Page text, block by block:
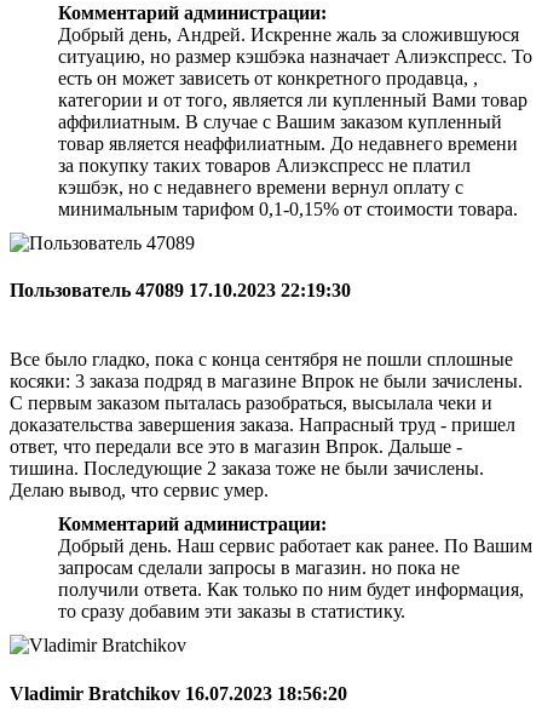
Комментарий администрации:
Добрый день, Андрей. Искренне жаль за сложившуюся
ситуацию, но размер кэшбэка назначает Алиэкспресс. То
есть он может зависеть от конкретного продавца, ,
категории и от того, является ли купленный Вами товар
аффилиатным. В случае с Вашим заказом купленный
товар является неаффилиатным. До недавнего времени
за покупку таких товаров Алиэкспресс не платил
кэшбэк, но с недавнего времени вернул оплату с
минимальным тарифом 0,1-0,15% от стоимости товара.
Пользователь 47089 17.10.2023 22:19:30
Все было гладко, пока с конца сентября не пошли сплошные
косяки: 3 заказа подряд в магазине Впрок не были зачислены.
С первым заказом пыталась разобраться, высылала чеки и
доказательства завершения заказа. Напрасный труд - пришел
ответ, что передали все это в магазин Впрок. Дальше -
тишина. Последующие 2 заказа тоже не были зачислены.
Делаю вывод, что сервис умер.
Комментарий администрации:
Добрый день. Наш сервис работает как ранее. По Вашим
запросам сделали запросы в магазин. но пока не
получили ответа. Как только по ним будет информация,
то сразу добавим эти заказы в статистику.
Vladimir Bratchikov 16.07.2023 18:56:20